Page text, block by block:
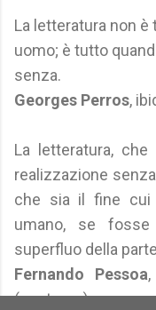
La letteratura non
uomo; è tutto
senza.
Georges Perros,
La letteratura,
realizzazione
che sia il fine cui
umano, se
superfluo della
Fernando Pessoa
(postumo)